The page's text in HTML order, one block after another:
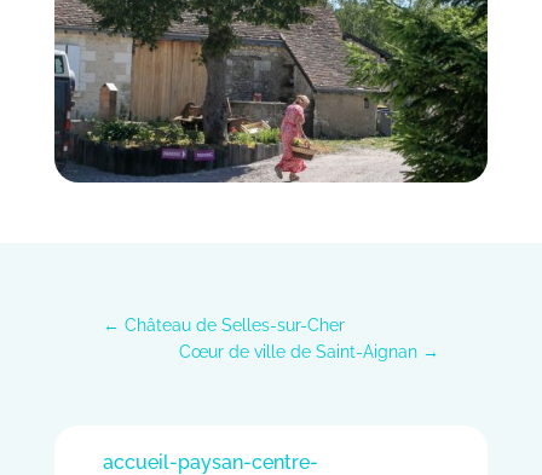
← Château de Selles-sur-Cher
Cœur de ville de Saint-Aignan →
accueil-paysan-centre-